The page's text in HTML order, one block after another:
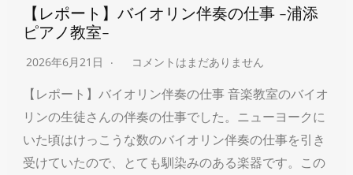
【レポート】バイオリン伴奏の仕事 -浦添
ピアノ教室-
2026年6月21日 コメントはまだありません
【レポート】バイオリン伴奏の仕事 音楽教室のバイオ
リンの生徒さんの伴奏の仕事でした。ニューヨークに
いた頃はけっこうな数のバイオリン伴奏の仕事を引き
受けていたので、とても馴染みのある楽器です。この